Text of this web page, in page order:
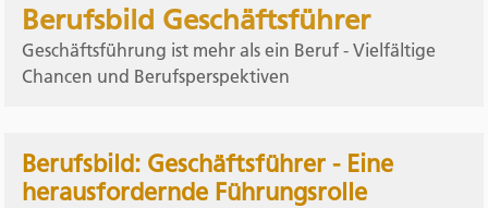
Berufsbild Geschäftsführer
Geschäftsführung ist mehr als ein Beruf - Vielfältige
Chancen und Berufsperspektiven
Berufsbild: Geschäftsführer - Eine
herausfordernde Führungsrolle